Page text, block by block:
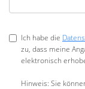
Ich habe die
zu, dass meine
elektronisch
Hinweis: Sie